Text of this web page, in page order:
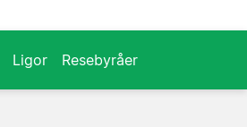
Ligor Resebyråer